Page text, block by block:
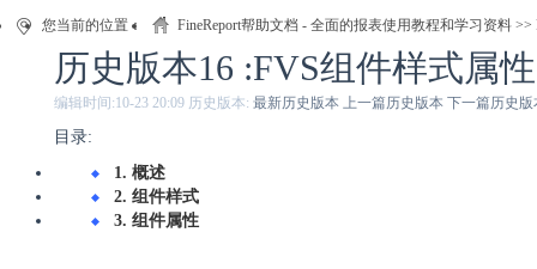
您当前的位置： FineReport帮助文档 - 全面的报表使用教程和学习资料 >>
历史版本16 :FVS组件样式属性
编辑时间:10-23 20:09 历史版本: 最新历史版本 上一篇历史版本 下一篇历史版
目录:
1. 概述
2. 组件样式
3. 组件属性